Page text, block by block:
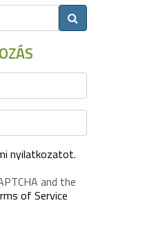
nyilatkozatot.
and the
of Service